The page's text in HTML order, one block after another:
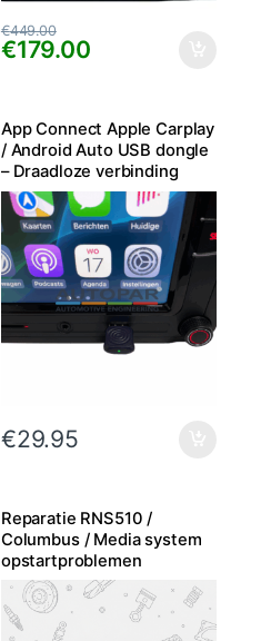
€179.00
€449.00
App Connect Apple Carplay
/ Android Auto USB dongle
– Draadloze verbinding
Bluetooth
€29.95
Reparatie RNS510 /
Columbus / Media system
opstartproblemen